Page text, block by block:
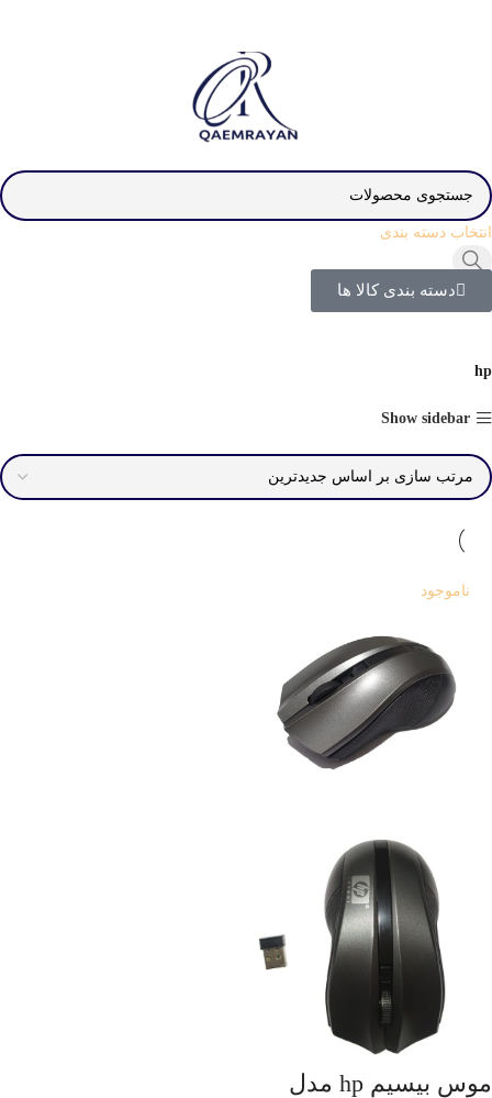
انتخاب دسته بندی
دسته بندی کالا ها
hp
Show sidebar
ناموجود
موس بیسیم hp مدل